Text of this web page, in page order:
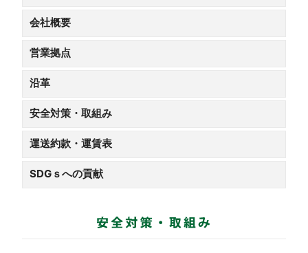
会社概要
営業拠点
沿革
安全対策・取組み
運送約款・運賃表
SDGｓへの貢献